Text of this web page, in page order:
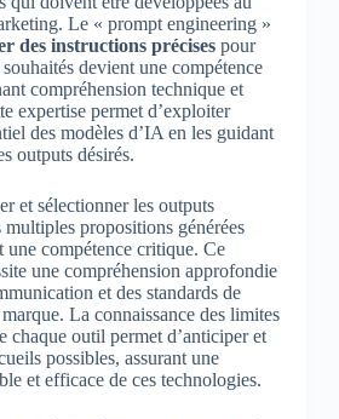
Le « prompt engineering »
des instructions précisespour
devient une compétence
compréhension technique et
expertise permet d’exploiter
des modèles d’IA en les guidant
outputs désirés.
et sélectionner les outputs
propositions générées
une compétence critique. Ce
une compréhension approfondie
et des standards de
La connaissance des limites
chaque outil permet d’anticiper et
possibles, assurant une
et efficace de ces technologies.